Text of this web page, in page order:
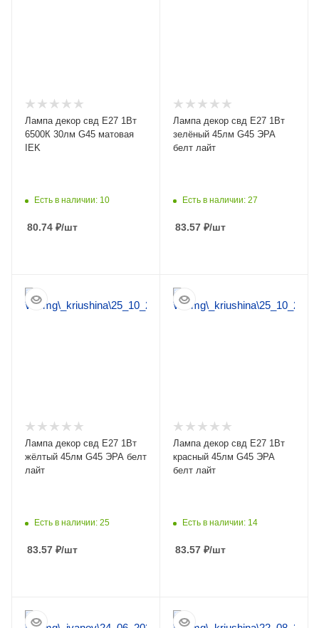
Лампа декор свд Е27 1Вт
6500К 30лм G45 матовая
IEK
Есть в наличии: 10
80.74 ₽/шт
Лампа декор свд Е27 1Вт
зелёный 45лм G45 ЭРА
белт лайт
Есть в наличии: 27
83.57 ₽/шт
Лампа декор свд Е27 1Вт
жёлтый 45лм G45 ЭРА белт
лайт
Есть в наличии: 25
83.57 ₽/шт
Лампа декор свд Е27 1Вт
красный 45лм G45 ЭРА
белт лайт
Есть в наличии: 14
83.57 ₽/шт